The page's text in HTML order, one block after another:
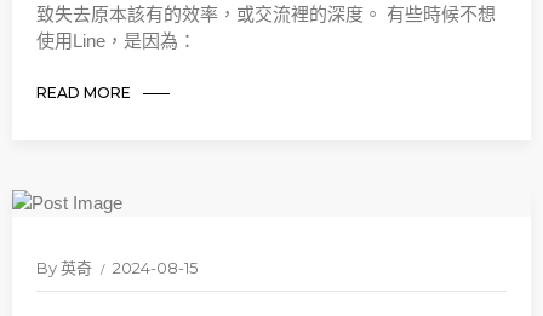
致失去原本該有的效率，或交流裡的深度。 有些時候不想
使用Line，是因為：
READ MORE
By英奇 2024-08-15